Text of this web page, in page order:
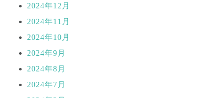
2024年12月
2024年11月
2024年10月
2024年9月
2024年8月
2024年7月